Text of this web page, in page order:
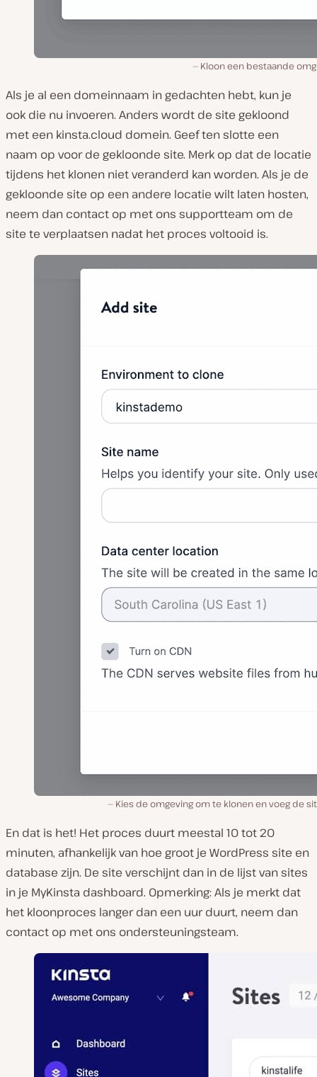
Kloon een bestaande
Als je al een domeinnaam in gedachten hebt, kun je
ook die nu invoeren. Anders wordt de site gekloond
met een kinsta.cloud domein. Geef ten slotte een
naam op voor de gekloonde site. Merk op dat de locatie
tijdens het klonen niet veranderd kan worden. Als je de
gekloonde site op een andere locatie wilt laten hosten,
neem dan contact op met ons supportteam om de
site te verplaatsen nadat het proces voltooid is.
Kies de omgeving om te klonen en voeg de
En dat is het! Het proces duurt meestal 10 tot 20
minuten, afhankelijk van hoe groot je WordPress site en
database zijn. De site verschijnt dan in de lijst van sites
in je MyKinsta dashboard. Opmerking: Als je merkt dat
het kloonproces langer dan een uur duurt, neem dan
contact op met ons ondersteuningsteam.